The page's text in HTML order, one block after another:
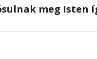
meg Isten